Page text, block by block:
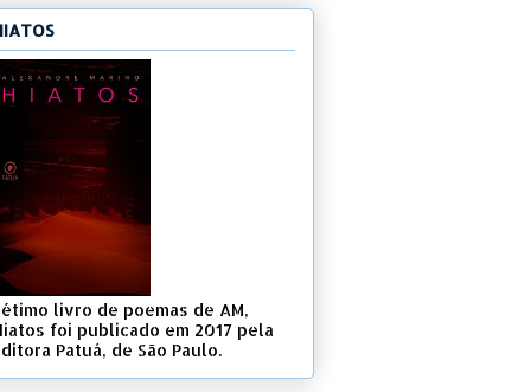
livro de poemas de AM,
foi publicado em 2017 pela
Patuá, de São Paulo.